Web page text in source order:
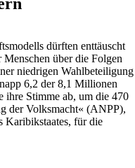
dürften enttäuscht
über die Folgen
niedrigen Wahlbeteiligung
6,2 der 8,1 Millionen
ihre Stimme ab, um die 470
der Volksmacht« (ANPP),
Karibikstaates, für die